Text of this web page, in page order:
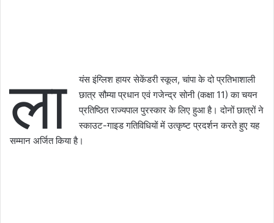
ला
यंस इंग्लिश हायर सेकेंडरी स्कूल, चांपा के दो प्रतिभाशाली
छात्र सौम्या प्रधान एवं गजेन्द्र सोनी (कक्षा 11) का चयन
प्रतिष्ठित राज्यपाल पुरस्कार के लिए हुआ है। दोनों छात्रों ने
स्काउट-गाइड गतिविधियों में उत्कृष्ट प्रदर्शन करते हुए यह
सम्मान अर्जित किया है।